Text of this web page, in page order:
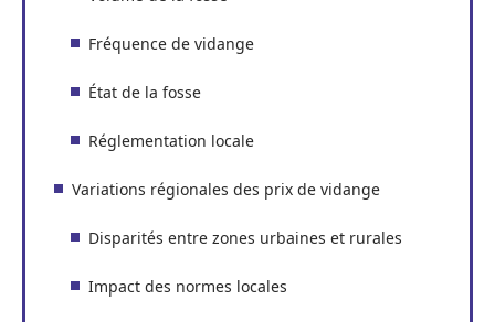
Fréquence de vidange
État de la fosse
Réglementation locale
Variations régionales des prix de vidange
Disparités entre zones urbaines et rurales
Impact des normes locales